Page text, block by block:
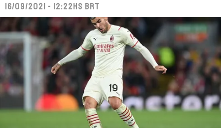
16/09/2021 - 12:22hs BRT